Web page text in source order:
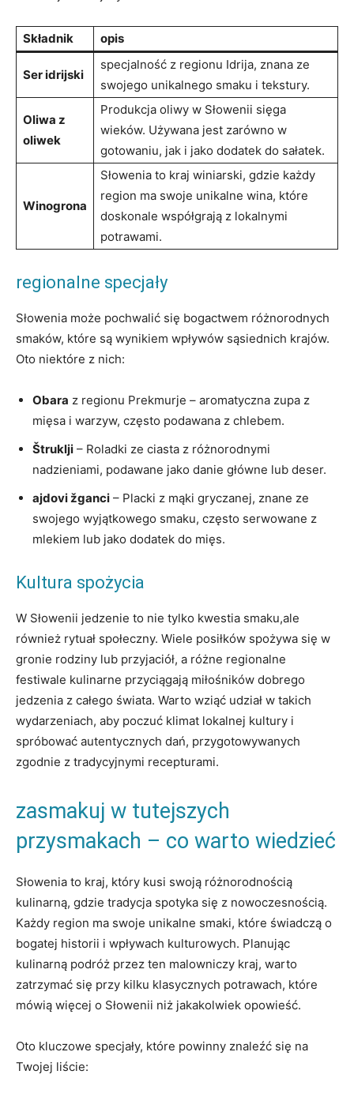
Składnik opis
Ser idrijski
specjalność z regionu Idrija, znana ze
swojego unikalnego smaku i tekstury.
Oliwa z
oliwek
Produkcja oliwy w Słowenii sięga
wieków. Używana jest zarówno w
gotowaniu, jak i jako dodatek do sałatek.
Winogrona
Słowenia to kraj winiarski, gdzie każdy
region ma swoje unikalne wina, które
doskonale współgrają z lokalnymi
potrawami.
regionalne specjały
Słowenia może pochwalić się bogactwem różnorodnych
smaków, które są wynikiem wpływów sąsiednich krajów.
Oto niektóre z nich:
Obara z regionu Prekmurje – aromatyczna zupa z
mięsa i warzyw, często podawana z chlebem.
Štruklji – Roladki ze ciasta z różnorodnymi
nadzieniami, podawane jako danie główne lub deser.
ajdovi žganci – Placki z mąki gryczanej, znane ze
swojego wyjątkowego smaku, często serwowane z
mlekiem lub jako dodatek do mięs.
Kultura spożycia
W Słowenii jedzenie to nie tylko kwestia smaku,ale
również rytuał społeczny. Wiele posiłków spożywa się w
gronie rodziny lub przyjaciół, a różne regionalne
festiwale kulinarne przyciągają miłośników dobrego
jedzenia z całego świata. Warto wziąć udział w takich
wydarzeniach, aby poczuć klimat lokalnej kultury i
spróbować autentycznych dań, przygotowywanych
zgodnie z tradycyjnymi recepturami.
zasmakuj w tutejszych
przysmakach – co warto wiedzieć
Słowenia to kraj, który kusi swoją różnorodnością
kulinarną, gdzie tradycja spotyka się z nowoczesnością.
Każdy region ma swoje unikalne smaki, które świadczą o
bogatej historii i wpływach kulturowych. Planując
kulinarną podróż przez ten malowniczy kraj, warto
zatrzymać się przy kilku klasycznych potrawach, które
mówią więcej o Słowenii niż jakakolwiek opowieść.
Oto kluczowe specjały, które powinny znaleźć się na
Twojej liście: